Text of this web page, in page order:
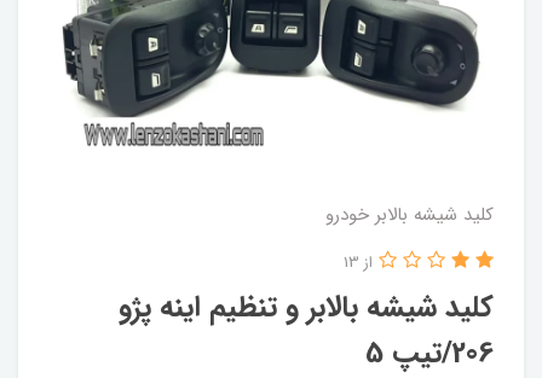
کلید شیشه بالابر خودرو
کلید شیشه بالابر و تنظیم اینه پژو
206/تیپ 5
از 13